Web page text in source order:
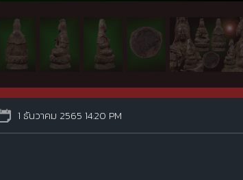
1 ธันวาคม 2565 14:20 PM